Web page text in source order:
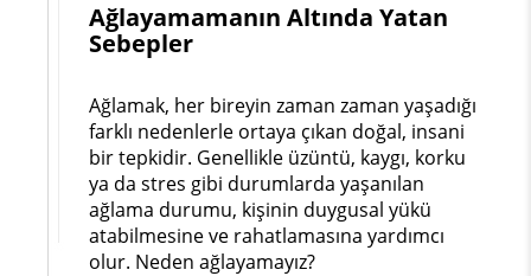
Ağlayamamanın Altında Yatan
Sebepler
Ağlamak, her bireyin zaman zaman yaşadığı
farklı nedenlerle ortaya çıkan doğal, insani
bir tepkidir. Genellikle üzüntü, kaygı, korku
ya da stres gibi durumlarda yaşanılan
ağlama durumu, kişinin duygusal yükü
atabilmesine ve rahatlamasına yardımcı
olur. Neden ağlayamayız?